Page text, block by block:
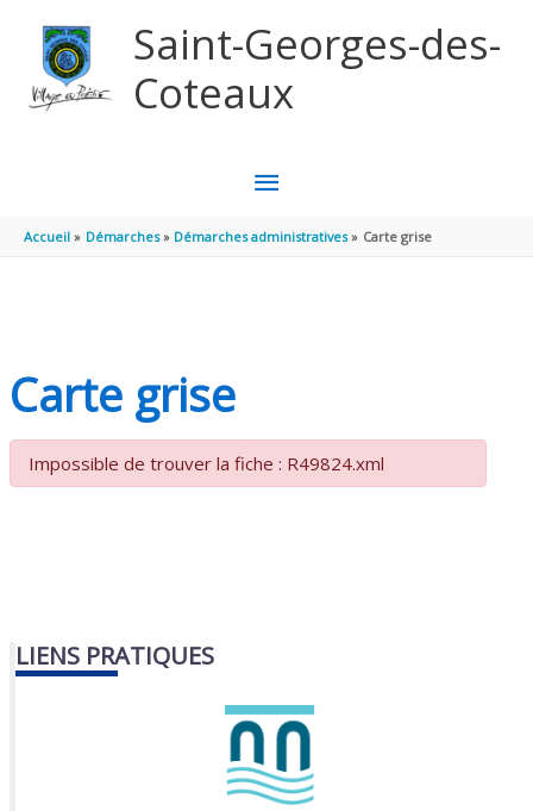
Saint-Georges-des-
Coteaux
MENU
PRINCIPAL
Accueil Démarches Démarches administratives Carte grise
Carte grise
Impossible de trouver la fiche : R49824.xml
LIENS PRATIQUES